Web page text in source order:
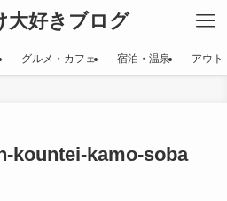
大好きブログ
グルメ・カフェ 宿泊・温泉 アウト
kountei-kamo-soba